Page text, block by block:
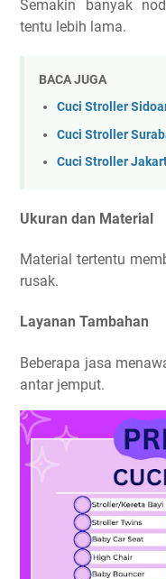
Semakin banyak
tentu lebih lama.
BACA JUGA
Cuci Stroller
Cuci Stroller
Cuci Stroller
Ukuran dan Material
Material tertentu
rusak.
Layanan Tambahan
Beberapa jasa
antar jemput.